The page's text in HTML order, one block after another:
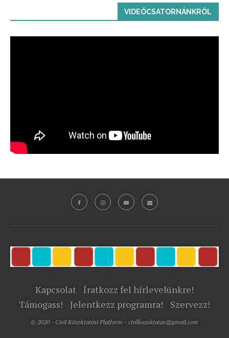
VIDEÓCSATORNÁNKRÓL
Kapcsolat Íratkozz fel hírlevelünkre!
Támogass!
Jelentkezz programra! Szervezz!
© 2020 - Civil Közoktatási Platform - civilkozoktatas@gmail.com